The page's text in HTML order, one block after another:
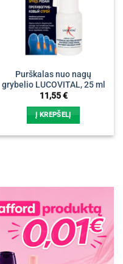
Purškalas nuo nagų
grybelio LUCOVITAL, 25 ml
11,55€
Į KREPŠELĮ